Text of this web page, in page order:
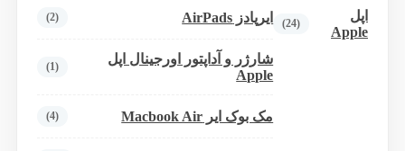
اپل
Apple
(24) ایرپادز AirPads (2)
شارژر و آداپتور اورجینال اپل
Apple
(1)
مک بوک ایر Macbook Air (4)